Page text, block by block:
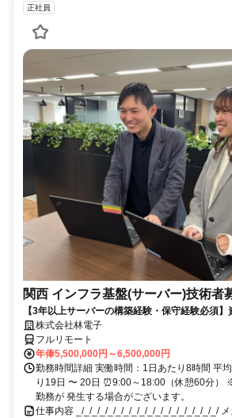
正社員
関西 インフラ基盤(サーバー)技術者
【3年以上サーバーの構築経験・保守経験必須】
株式会社林電子
フルリモート
年俸5,500,000円～6,500,000円
勤務時間詳細 実働時間：1日あたり8時間 平
り19日 〜 20日 ⏰9:00～18:00（休憩60分）
勤務が 発生する場合がございます。
仕事内容 _/_/_/_/_/_/_/_/_/_/_/_/_/_/_/_/_/_/